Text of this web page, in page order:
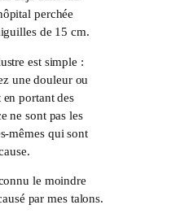
perchée
de 15 cm.
est simple :
une douleur ou
portant des
ne sont pas les
mêmes qui sont
le moindre
par mes talons.